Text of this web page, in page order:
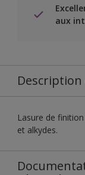
aux
Lasure de
et alkydes.